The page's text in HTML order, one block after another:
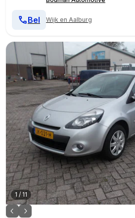
Wijk en Aalburg
Bel
1 / 11